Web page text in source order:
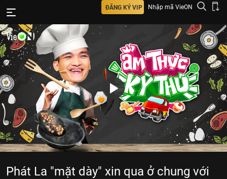
ĐĂNG KÝ VIP Nhập mã VieON
Phát La "mặt dày" xin qua ở chung với